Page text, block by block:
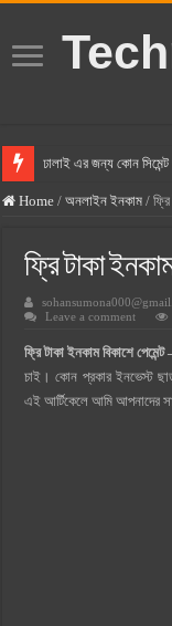
ঢালাই এর জন্য কোন
বসুন্ধরা সিমেন্ট এর দাম
হোলসিম সিমেন্ট দাম ২০২৫
সুপারক্রিট সিমেন্ট দাম ২০২৫
ওয়ালটন মোবাইল কিস্তিতে
ওয়ালটন টিভি কিস্তিতে
Home / অনলাইন ইনকাম /
ফ্রি টাকা
Leave a comment
ফ্রি টাকা ইনকাম বিকাশে পেমেন্ট
চাই। কোন প্রকার ইনভেস্ট
এই আর্টিকেলে আমি আপনাদের